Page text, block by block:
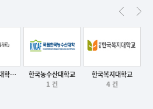
한국산업기술대학교 산학협력단
후기보기
한국농수산대학교
1 건
후기보기
한국복지대학교
4 건